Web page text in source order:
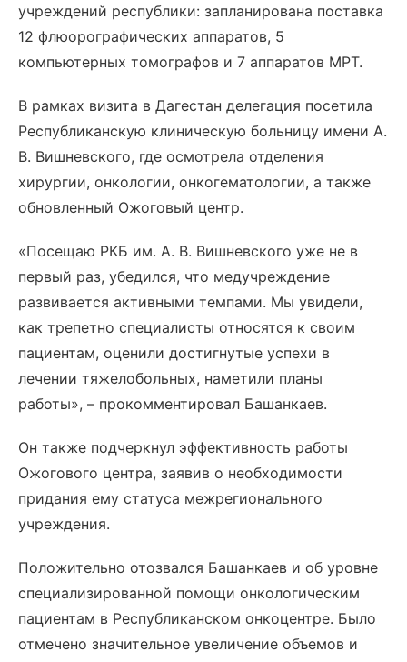
учреждений республики: запланирована поставка
12 флюорографических аппаратов, 5
компьютерных томографов и 7 аппаратов МРТ.
В рамках визита в Дагестан делегация посетила
Республиканскую клиническую больницу имени А.
В. Вишневского, где осмотрела отделения
хирургии, онкологии, онкогематологии, а также
обновленный Ожоговый центр.
«Посещаю РКБ им. А. В. Вишневского уже не в
первый раз, убедился, что медучреждение
развивается активными темпами. Мы увидели,
как трепетно специалисты относятся к своим
пациентам, оценили достигнутые успехи в
лечении тяжелобольных, наметили планы
работы», – прокомментировал Башанкаев.
Он также подчеркнул эффективность работы
Ожогового центра, заявив о необходимости
придания ему статуса межрегионального
учреждения.
Положительно отозвался Башанкаев и об уровне
специализированной помощи онкологическим
пациентам в Республиканском онкоцентре. Было
отмечено значительное увеличение объемов и